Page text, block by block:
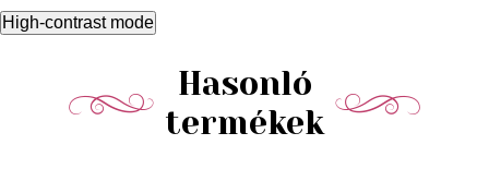
High-contrast mode
Hasonló
termékek